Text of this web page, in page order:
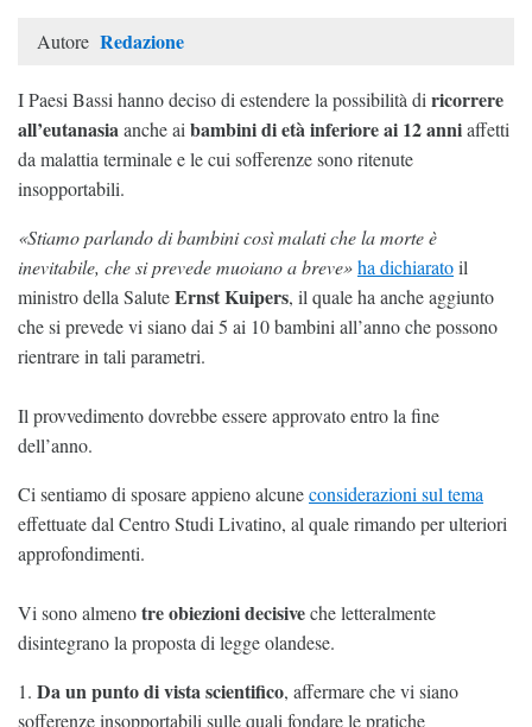
Autore Redazione
I Paesi Bassi hanno deciso di estendere la possibilità di ricorrere
all’eutanasiaanche ai bambini di età inferiore ai 12 anniaffetti
da malattia terminale e le cui sofferenze sono ritenute
insopportabili.
«Stiamo parlando di bambini così malati che la morte è
inevitabile, che si prevede muoiano a breve»ha dichiaratoil
ministro della SaluteErnst Kuipers, il quale ha anche aggiunto
che si prevede vi siano dai 5 ai 10 bambini all’anno che possono
rientrare in tali parametri.
Il provvedimento dovrebbe essere approvato entro la fine
dell’anno.
Ci sentiamo di sposare appieno alcuneconsiderazioni sul tema
effettuate dal Centro Studi Livatino, al quale rimando per ulteriori
approfondimenti.
Vi sono almenotre obiezioni decisiveche letteralmente
disintegrano la proposta di legge olandese.
1. Da un punto di vista scientifico, affermare che vi siano
sofferenze insopportabili sulle quali fondare le pratiche